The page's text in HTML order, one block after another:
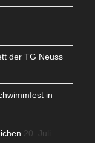
der TG Neuss
in
20. Juli